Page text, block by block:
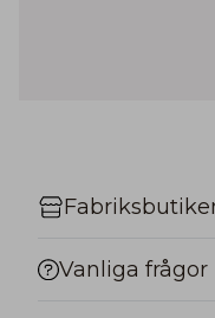
Vanliga frågor